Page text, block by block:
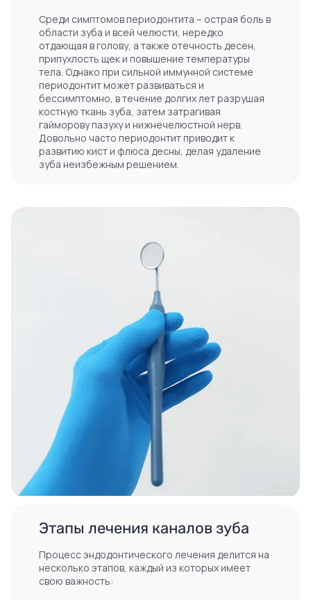
Среди симптомов периодонтита – острая боль в
области зуба и всей челюсти, нередко
отдающая в голову, а также отечность десен,
припухлость щек и повышение температуры
тела. Однако при сильной иммунной системе
периодонтит может развиваться и
бессимптомно, в течение долгих лет разрушая
костную ткань зуба, затем затрагивая
гайморову пазуху и нижнечелюстной нерв.
Довольно часто периодонтит приводит к
развитию кист и флюса десны, делая удаление
зуба неизбежным решением.
Этапы лечения каналов зуба
Процесс эндодонтического лечения делится на
несколько этапов, каждый из которых имеет
свою важность: